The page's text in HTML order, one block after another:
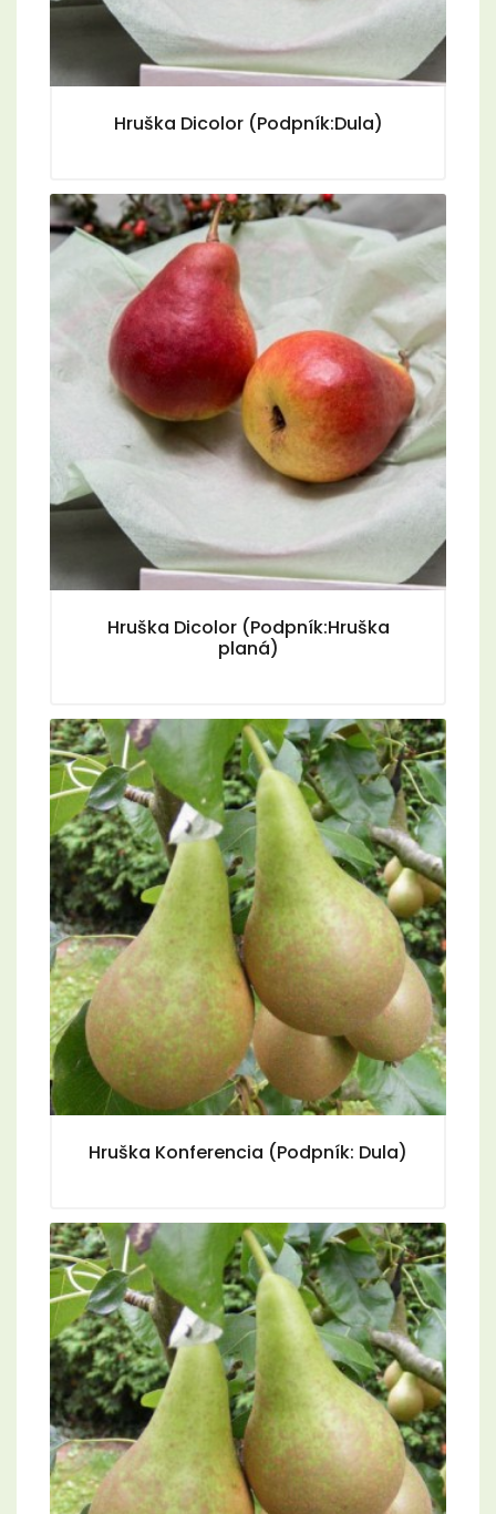
Hruška Dicolor (Podpník:Dula)
Hruška Dicolor (Podpník:Hruška
planá)
Hruška Konferencia (Podpník: Dula)